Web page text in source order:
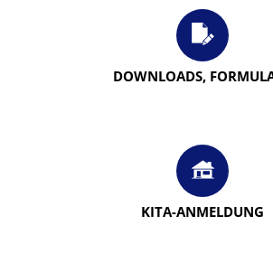
DOWNLOADS,
KITA-ANMELDUNG